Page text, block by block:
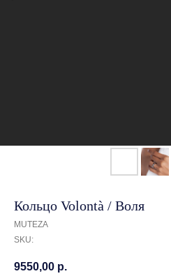
Кольцо Volontà / Воля
MUTEZA
SKU:
9550,00 р.